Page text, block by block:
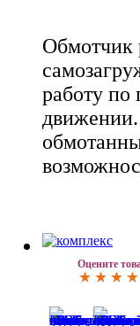
Обмотчик
работу по
Оцените